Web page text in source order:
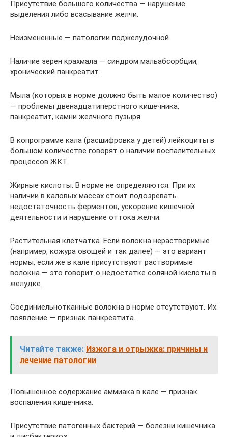
Присутствие большого количества — нарушение
выделения либо всасывание желчи.
Неизмененные — патологии поджелудочной.
Наличие зерен крахмала — синдром мальабсорбции,
хронический панкреатит.
Мыла (которых в норме должно быть малое количество)
— проблемы двенадцатиперстного кишечника,
панкреатит, камни желчного пузыря.
В копрограмме кала (расшифровка у детей) лейкоциты в
большом количестве говорят о наличии воспалительных
процессов ЖКТ.
Жирные кислоты. В норме не определяются. При их
наличии в каловых массах стоит подозревать
недостаточность ферментов, ускорение кишечной
деятельности и нарушение оттока желчи.
Растительная клетчатка. Если волокна нерастворимые
(например, кожура овощей и так далее) — это вариант
нормы, если же в кале присутствуют растворимые
волокна — это говорит о недостатке соляной кислоты в
желудке.
Соединиельнотканные волокна в норме отсутствуют. Их
появление — признак панкреатита.
Читайте также: Изжога и отрыжка: причины и
лечение патологии
Повышенное содержание аммиака в кале — признак
воспаления кишечника.
Присутствие патогенных бактерий — болезни кишечника